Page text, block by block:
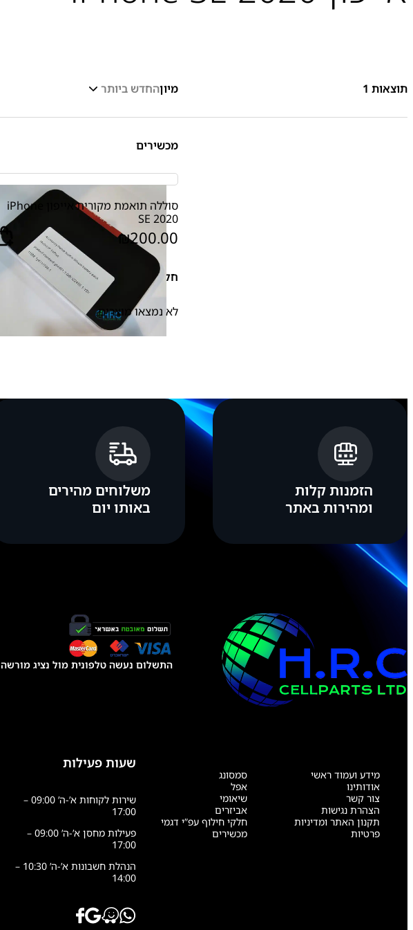
תוצאות 1 מיוןהחדש ביותר
מכשירים
סוללה תואמת מקורית אייפון iPhone
SE 2020
₪200.00
חלקי חילוף
לא נמצאו מוצרים.
הזמנות קלות
ומהירות באתר
משלוחים מהירים
באותו יום
התשלום נעשה טלפונית מול נציג מורשה
מידע ועמוד ראשי
אודותינו
צור קשר
הצהרת נגישות
תקנון האתר ומדיניות
פרטיות
סמסונג
אפל
שיאומי
אביזרים
חלקי חילוף עפ”י דגמי
מכשירים
שעות פעילות
שירות לקוחות א’-ה’ 09:00 –
17:00
פעילות מחסן א’-ה’ 09:00 –
17:00
הנהלת חשבונות א’-ה’ 10:30 –
14:00